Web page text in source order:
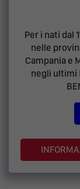
Per i nati dal
nelle
Campania e
negli ultimi